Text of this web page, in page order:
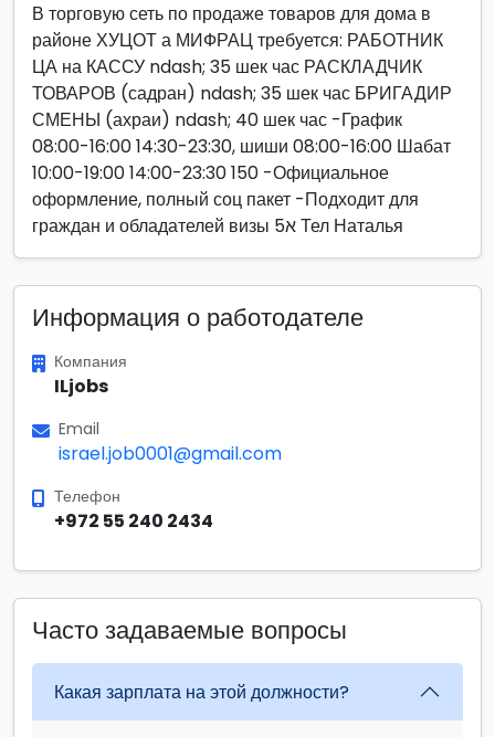
В торговую сеть по продаже товаров для дома в
районе ХУЦОТ а МИФРАЦ требуется: РАБОТНИК
ЦА на КАССУ ndash; 35 шек час РАСКЛАДЧИК
ТОВАРОВ (садран) ndash; 35 шек час БРИГАДИР
СМЕНЫ (ахраи) ndash; 40 шек час -График
08:00-16:00 14:30-23:30, шиши 08:00-16:00 Шабат
10:00-19:00 14:00-23:30 150 -Официальное
оформление, полный соц пакет -Подходит для
граждан и обладателей визы 5א Тел Наталья
Информация о работодателе
Компания
ILjobs
Email
israel.job0001@gmail.com
Телефон
+972 55 240 2434
Часто задаваемые вопросы
Какая зарплата на этой должности?